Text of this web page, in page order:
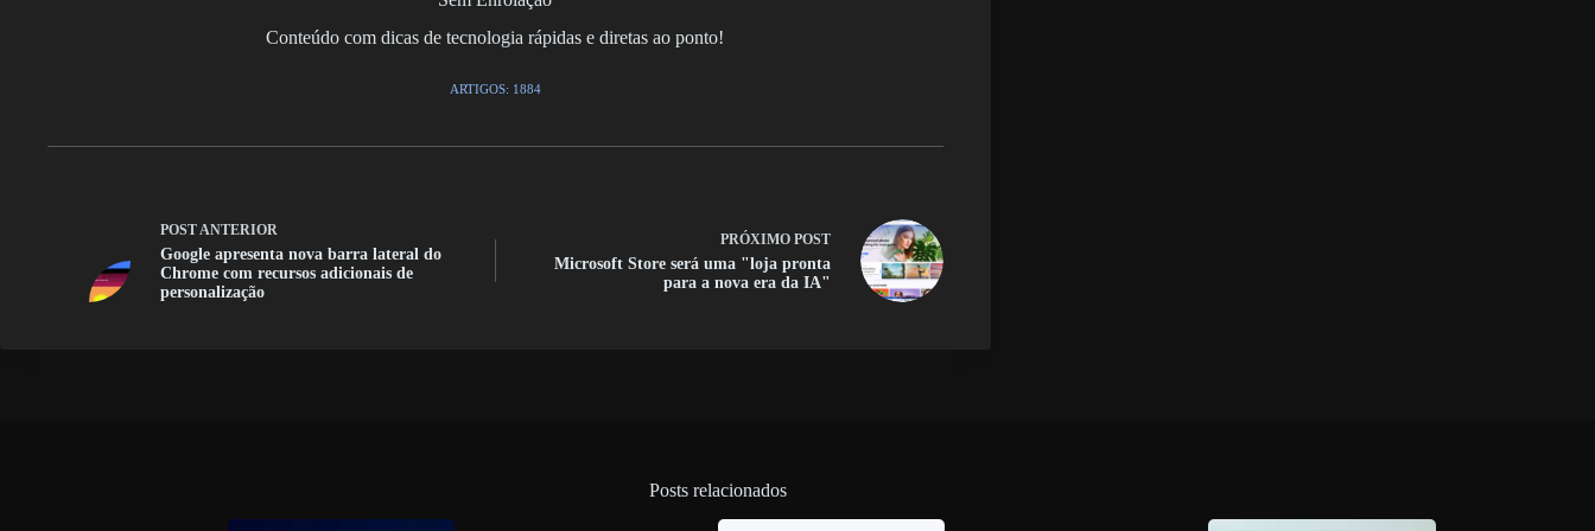
Conteúdo com dicas de tecnologia rápidas e diretas ao ponto!
ARTIGOS: 1884
POSTANTERIOR
Google apresenta nova barra lateral do
Chrome com recursos adicionais de
personalização
PRÓXIMO POST
Microsoft Store será uma "loja pronta
para a nova era da IA"
Posts relacionados